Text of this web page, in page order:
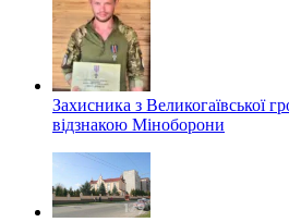
Захисника з Великогаївської
відзнакою Міноборони